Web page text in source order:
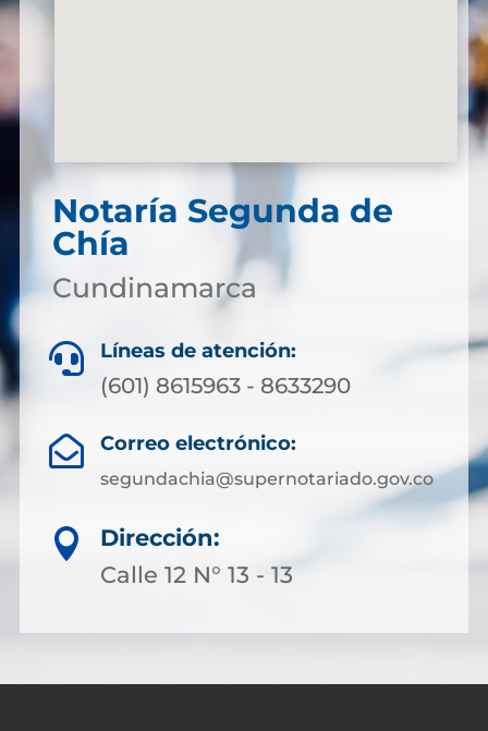
Notaría Segunda de
Chía
Cundinamarca
 Líneas de atención:
(601) 8615963 - 8633290
 Correo electrónico:
segundachia@supernotariado.gov.co

Dirección:
Calle 12 N° 13 - 13